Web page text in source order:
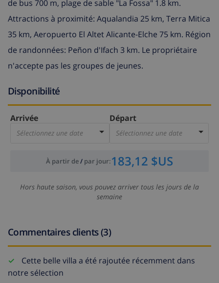
de bus 700 m, plage de sable "La Fossa" 1.8 km.
Attractions à proximité: Aqualandia 25 km, Terra Mitica
35 km, Aeropuerto El Altet Alicante-Elche 75 km. Région
de randonnées: Peñon d'Ifach 3 km. Le propriétaire
n'accepte pas les groupes de jeunes.
Disponibilité
Arrivée
Sélectionnez une date
Départ
Sélectionnez une date
À partir de/ par jour:183,12 $US
Hors haute saison, vous pouvez arriver tous les jours de la
semaine
Commentaires clients (3)
Cette belle villa a été rajoutée récemment dans
notre sélection